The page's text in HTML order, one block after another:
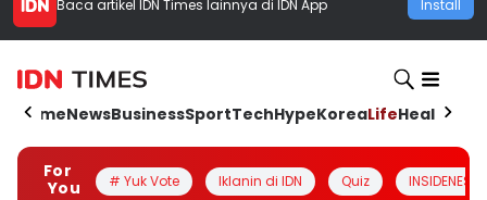
Baca artikel IDN Times lainnya di IDN App Install
HomeNewsBusinessSportTechHypeKoreaLifeHealth
For
You
# Yuk Vote Iklanin di IDN Quiz INSIDENESIA